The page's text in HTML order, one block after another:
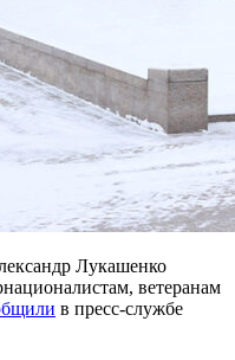
Лукашенко
ветеранам
в пресс-службе